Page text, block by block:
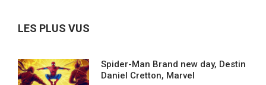
LES PLUS VUS
Spider-Man Brand new day, Destin
Daniel Cretton, Marvel